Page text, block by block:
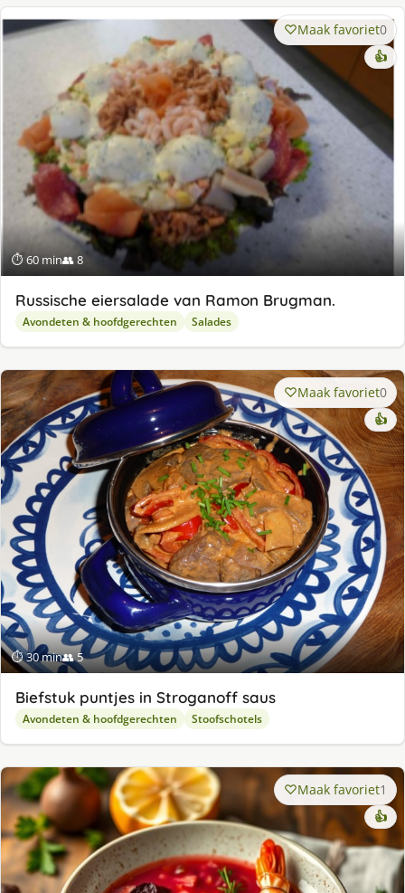
⏱ 60 min👥 8
Maak favoriet0
👍
Russische eiersalade van Ramon Brugman.
Avondeten & hoofdgerechten Salades
⏱ 30 min👥 5
Maak favoriet0
👍
Biefstuk puntjes in Stroganoff saus
Avondeten & hoofdgerechten Stoofschotels
Maak favoriet1
👍